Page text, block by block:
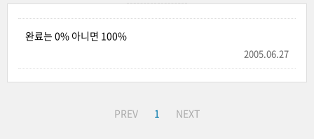
완료는 0% 아니면 100%
2005.06.27
PREV 1 NEXT